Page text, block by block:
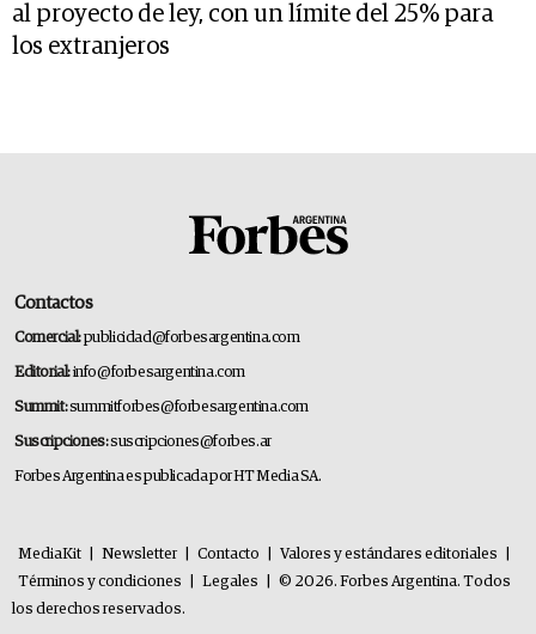
al proyecto de ley, con un límite del 25% para
los extranjeros
Contactos
Comercial:publicidad@forbesargentina.com
Editorial:info@forbesargentina.com
Summit:summitforbes@forbesargentina.com
Suscripciones:suscripciones@forbes.ar
Forbes Argentina es publicada por HT Media SA.
MediaKit Newsletter Contacto Valores y estándares editoriales
Términos y condiciones
Legales
© 2026. Forbes Argentina. Todos
los derechos reservados.